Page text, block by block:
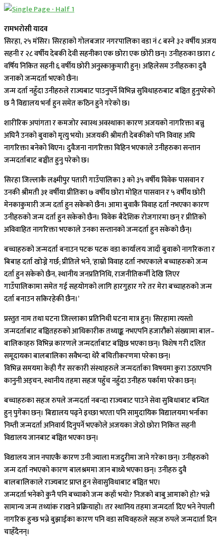
रामभरोसी यादव
सिरहा, २५ मंसिर। सिरहाको गोलबजार नगरपालिका वडा नं ८ बस्ने ३२ वर्षीय अजय
सहनी र २८ वर्षीय देबकी देवी सहनीका एक छोरा एक छोरी छन्। उनीहरुका छारा ८
वर्षिय निकित सहनी ६ वर्षीय छोरी अनुस्काकुमारी हुन्। अहिलेसम उनीहरुका दुवै
जनाको जन्मदर्ता भएको छैन।
जन्म दर्ता नहुँदा उनीहरुले राज्यबाट पाउनुपर्ने विभिन्न सुविधाहरुबाट बञ्चित हुनुपरेको
छ नै विद्यालय भर्ना हुन समेत कठिन हुने गरेको छ।
शारीरिक अपांगता र कमजोर स्वास्थ अवस्थाका कारण अजयको नागरिक्ता बन्नु
अघिनै उनको बुवाको मृत्यु भयो। अजयकी श्रीमती देबकीको पनि विवाह अघि
नागरिक्ता बनेको थिएन। दुवैजना नागरिक्ता विहिन भएकाले उनीहरुका सन्तान
जन्मदर्ताबाट बञ्चीत हुनु परेको छ।
सिरहा जिल्लाकै लक्ष्मीपुर पतारी गाउँपालिका ३ को ३५ वर्षीय विवेक पासवान र
उनकी श्रीमती ३१ वर्षीया प्रीतिका ७ वर्षीय छोरा मोहित पासवान र ५ वर्षीय छोरी
मेनकाकुमारी जन्म दर्ता हुन सकेको छैन। आमा बुवाकै विवाह दर्ता नभएका कारण
उनीहरुको जन्म दर्ता हुन सकेको छैन। विवेक बैदेशिक रोजगारमा छन् र प्रीतिको
अविवाहित नागरिक्ता भएकाले उनका सन्तानको जन्मदर्ता हुन सकेको छैन्।
बच्चाहरुको जन्मदर्ता बनाउन पटक पटक वडा कार्यालय जादाँ बुवाको नागरिकता र
बिबाह दर्ता खोज्ने गर्छ; प्रीतिले भने, ‘हाम्रो विवाह दर्ता नभएकाले बच्चाहरुको जन्म
दर्ता हुन सकेको छैन, स्थानीय जनप्रतिनिधि, राजनीतिकर्मी देखि लिएर
गाउँपालिकामा समेत गई सहयोगको लागि हारगुहार गरे तर मेरा बच्चाहरुको जन्म
दर्ता बनाउन सकिरहेकी छैन।’
प्रस्तुत नाम तथा घटना जिल्लाका प्रतिनिधी घटना मात्र हुन्। सिरहामा त्यस्तो
जन्मदर्ताबाट बञ्चितहरुको आधिकारीक तथ्याङ्क नभएपनि हजारौंको संख्यामा बाल–
बालिकाहरु विभिन्न कारणले जन्मदर्ताबाट बञ्चिछ भएका छन्। विशेष गरी दलित
समूदायका बालबालिका सवैभन्दा धेरै बचितीकरणमा परेका छन्।
विभिन्न समयमा केही गैर सरकारी संस्थाहरुले जन्मदर्ताका विषयमा कुरा उठाएपनि
कानुनी अड्चन, स्थानीय तहमा सहज पहुँच नहुँदा उनीहरु पर्कामा परेका छन्।
बच्चाहरुका सहज रुपले जन्मदर्ता नबन्दा राज्यबाट पाउने सेवा सुबिधाबाट बन्चित
हुन् पुगेका छन्। बिद्यालय पढ्ने इच्छा भएता पनि सामुदायिक विद्यालयमा भर्नाका
निम्ती जन्मदर्ता अनिवार्य दिनुपर्ने भएकोले अजयका जेठो छोरा निकित सहनी
विद्यालय जानबाट बञ्चित भएका छन्।
विद्यालय जान नपाएकै कारण उनी ज्याला मजदुरीमा जाने गरेका छन्। उनीहरुको
जन्म दर्ता नभएको कारण बालश्रममा जान बाध्ये भएका छन्। उनीहरु दुवै
बालबालिकाले राज्यबाट प्राप्त हुन सेवासुविधाबाट बञ्चित भए।
जन्मदर्ता भनेको कुनै पनि बच्चाको जन्म कहाँ भयो? निजको बाबु आमाको हो? भन्ने
सामान्य जन्म तथ्यांक राखने प्रक्रियाहो। तर स्थानिय तहमा जन्मदर्ता दिए भने नेपाली
नागरिक हुन्छ भन्ने बुझाईका कारण पनि वडा सचिवहरुले सहज रुपले जन्मदार्ता दिन
चाहँदैनन्।